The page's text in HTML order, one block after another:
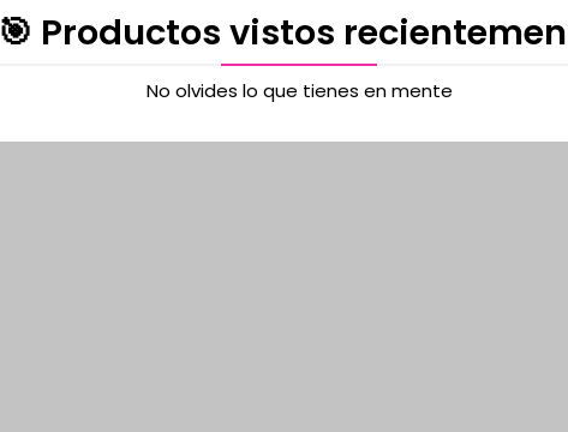
🎯 Productos vistos
No olvides lo que tienes en mente